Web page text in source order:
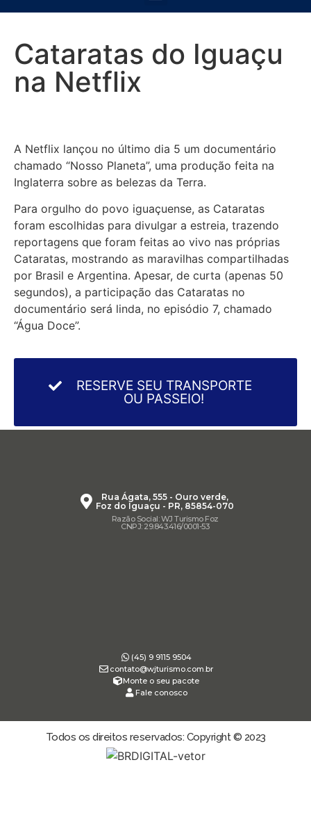
Cataratas do Iguaçu
na Netflix
A Netflix lançou no último dia 5 um documentário
chamado “Nosso Planeta”, uma produção feita na
Inglaterra sobre as belezas da Terra.
Para orgulho do povo iguaçuense, as Cataratas
foram escolhidas para divulgar a estreia, trazendo
reportagens que foram feitas ao vivo nas próprias
Cataratas, mostrando as maravilhas compartilhadas
por Brasil e Argentina. Apesar, de curta (apenas 50
segundos), a participação das Cataratas no
documentário será linda, no episódio 7, chamado
“Água Doce”.
RESERVE SEU TRANSPORTE
OU PASSEIO!
Rua Ágata, 555 - Ouro verde,
Foz do Iguaçu - PR, 85854-070
Razão Social: WJ Turismo Foz
CNPJ: 29.843.416/0001-53
(45) 9 9115 9504
contato@wjturismo.com.br
Monte o seu pacote
Fale conosco
Todos os direitos reservados: Copyright © 2023